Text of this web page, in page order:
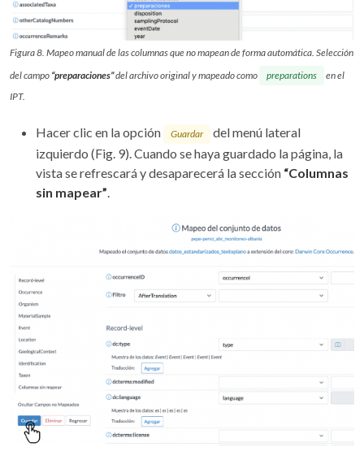
Figura 8. Mapeo manual de las columnas que no mapean de forma automática. Selección
del campo “preparaciones”del archivo original y mapeado como preparations
en el
IPT.
Hacer clic en la opción Guardar
del menú lateral
izquierdo (Fig. 9). Cuando se haya guardado la página, la
vista se refrescará y desaparecerá la sección “Columnas
sin mapear”.